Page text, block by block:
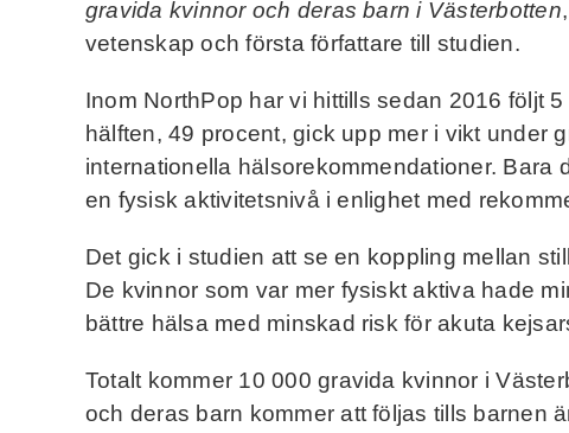
gravida kvinnor och deras barn i Västerbotten
vetenskap och första författare till studien.
Inom NorthPop har vi hittills sedan 2016 följt
hälften, 49 procent, gick upp mer i vikt under
internationella hälsorekommendationer.
en fysisk aktivitetsnivå i enlighet med
Det gick i studien att se en koppling mellan
De kvinnor som var mer fysiskt aktiva hade
bättre hälsa med minskad risk för akuta
Totalt kommer 10 000 gravida kvinnor i
och deras barn kommer att följas tills barnen